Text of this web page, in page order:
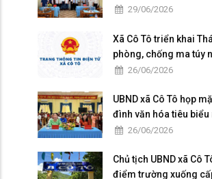
29/06/2026
Xã Cô Tô triển khai
phòng, chống ma túy
26/06/2026
UBND xã Cô Tô họp
đình văn hóa tiêu biểu
26/06/2026
Chủ tịch UBND xã Cô
điểm trường xuống